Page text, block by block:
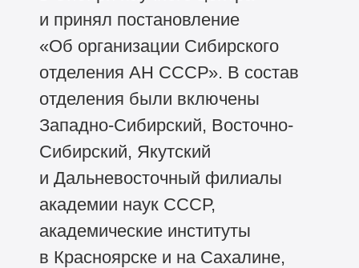
и принял постановление
«Об организации Сибирского
отделения АН СССР». В состав
отделения были включены
Западно-Сибирский, Восточно-
Сибирский, Якутский
и Дальневосточный филиалы
академии наук СССР,
академические институты
в Красноярске и на Сахалине,